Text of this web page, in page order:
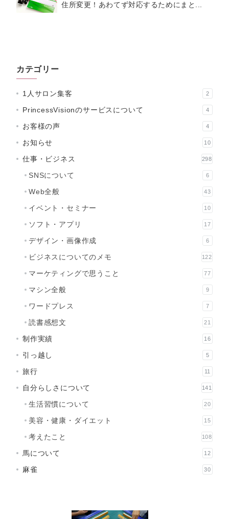
住所変更！あわてず対応するためにまと...
カテゴリー
1人サロン集客 2
PrincessVisionのサービスについて 4
お客様の声 4
お知らせ 10
仕事・ビジネス 298
SNSについて 6
Web全般 43
イベント・セミナー 10
ソフト・アプリ 17
デザイン・画像作成 6
ビジネスについてのメモ 122
マーケティングで思うこと 77
マシン全般 9
ワードプレス 7
読書感想文 21
制作実績 16
引っ越し 5
旅行 11
自分らしさについて 141
生活習慣について 20
美容・健康・ダイエット 15
考えたこと 108
馬について 12
麻雀 30